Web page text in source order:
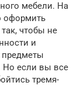
мебели. На
оформить
чтобы не
и
предметы
Но если вы все
тремя-